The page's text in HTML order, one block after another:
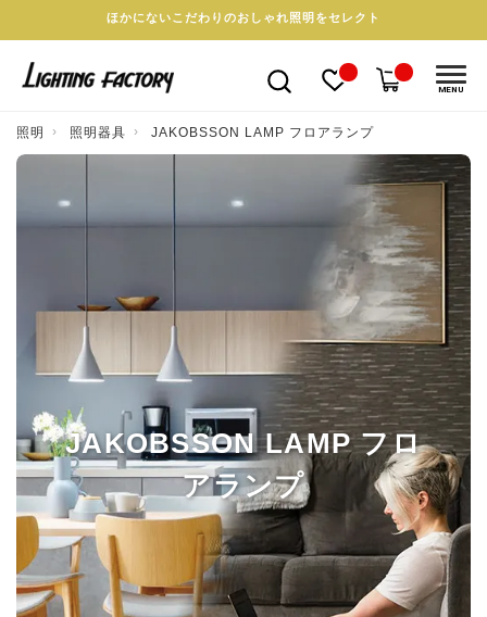
ほかにないこだわりのおしゃれ照明をセレクト
MENU
照明 照明器具 JAKOBSSON LAMP フロアランプ
JAKOBSSON LAMP フロ
アランプ